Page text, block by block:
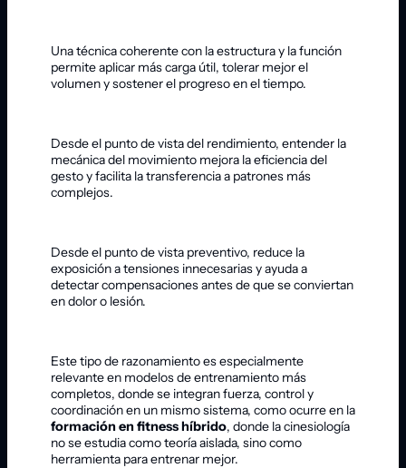
Una técnica coherente con la estructura y la función
permite aplicar más carga útil, tolerar mejor el
volumen y sostener el progreso en el tiempo.
Desde el punto de vista del rendimiento, entender la
mecánica del movimiento mejora la eficiencia del
gesto y facilita la transferencia a patrones más
complejos.
Desde el punto de vista preventivo, reduce la
exposición a tensiones innecesarias y ayuda a
detectar compensaciones antes de que se conviertan
en dolor o lesión.
Este tipo de razonamiento es especialmente
relevante en modelos de entrenamiento más
completos, donde se integran fuerza, control y
coordinación en un mismo sistema, como ocurre en la
formación en fitness híbrido, donde la cinesiología
no se estudia como teoría aislada, sino como
herramienta para entrenar mejor.